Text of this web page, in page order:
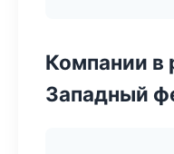
Компании в
Западный